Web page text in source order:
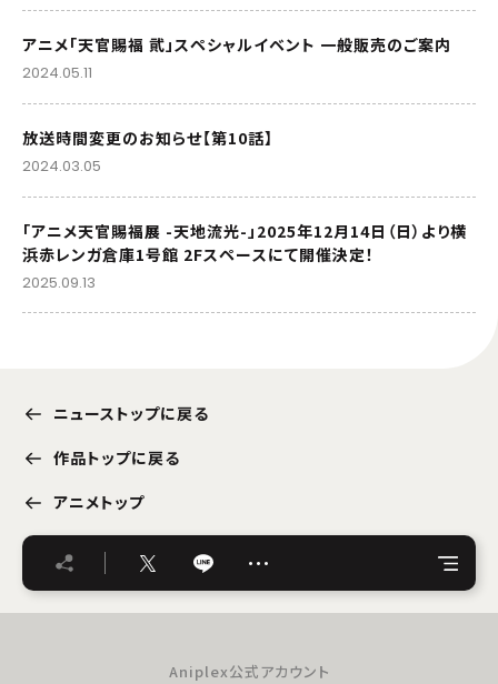
アニメ「天官賜福 貮」スペシャルイベント 一般販売のご案内
2024.05.11
放送時間変更のお知らせ【第10話】
2024.03.05
「アニメ天官賜福展 -天地流光-」2025年12月14日（日）より横
浜赤レンガ倉庫1号館 2Fスペースにて開催決定！
2025.09.13
ニューストップに戻る
作品トップに戻る
アニメトップ
…
Aniplex公式アカウント